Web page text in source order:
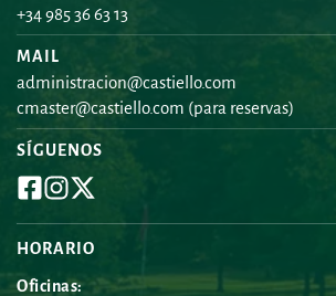
+34 985 36 63 13
MAIL
administracion@castiello.com
cmaster@castiello.com (para reservas)
SÍGUENOS
HORARIO
Oficinas: